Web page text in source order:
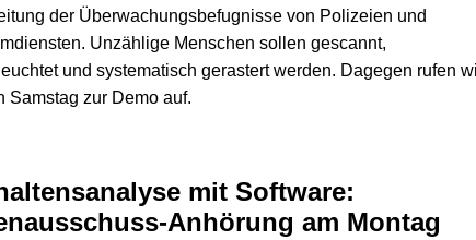
der Überwachungsbefugnisse von Polizeien und
Unzählige Menschen sollen gescannt,
und systematisch gerastert werden. Dagegen rufen
Samstag zur Demo auf.
mit Software:
Anhörung am Montag